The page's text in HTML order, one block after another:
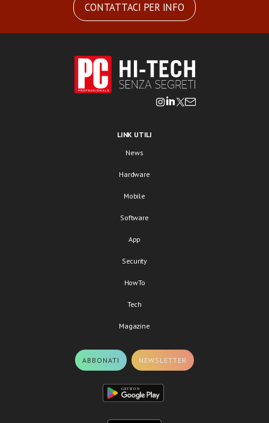
CONTATTACI PER INFO
LINK UTILI
News
Hardware
Mobile
Software
App
Security
HowTo
Tech
Magazine
ABBONATI NEWSLETTER